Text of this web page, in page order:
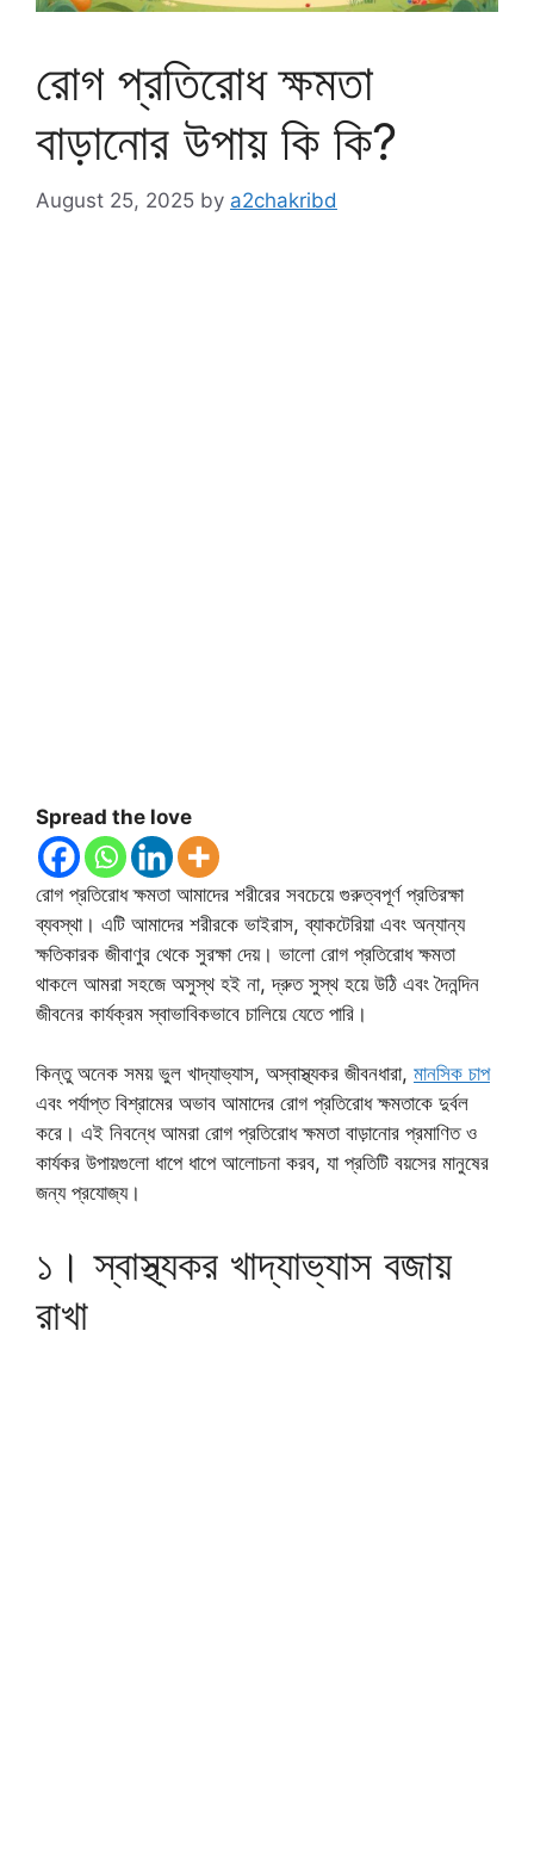
রোগ প্রতিরোধ ক্ষমতা
বাড়ানোর উপায় কি কি?
August 25, 2025 by a2chakribd
Spread the love
রোগ প্রতিরোধ ক্ষমতা আমাদের শরীরের সবচেয়ে গুরুত্বপূর্ণ প্রতিরক্ষা
ব্যবস্থা। এটি আমাদের শরীরকে ভাইরাস, ব্যাকটেরিয়া এবং অন্যান্য
ক্ষতিকারক জীবাণুর থেকে সুরক্ষা দেয়। ভালো রোগ প্রতিরোধ ক্ষমতা
থাকলে আমরা সহজে অসুস্থ হই না, দ্রুত সুস্থ হয়ে উঠি এবং দৈনন্দিন
জীবনের কার্যক্রম স্বাভাবিকভাবে চালিয়ে যেতে পারি।
কিন্তু অনেক সময় ভুল খাদ্যাভ্যাস, অস্বাস্থ্যকর জীবনধারা, মানসিক চাপ
এবং পর্যাপ্ত বিশ্রামের অভাব আমাদের রোগ প্রতিরোধ ক্ষমতাকে দুর্বল
করে। এই নিবন্ধে আমরা রোগ প্রতিরোধ ক্ষমতা বাড়ানোর প্রমাণিত ও
কার্যকর উপায়গুলো ধাপে ধাপে আলোচনা করব, যা প্রতিটি বয়সের মানুষের
জন্য প্রযোজ্য।
১। স্বাস্থ্যকর খাদ্যাভ্যাস বজায়
রাখা